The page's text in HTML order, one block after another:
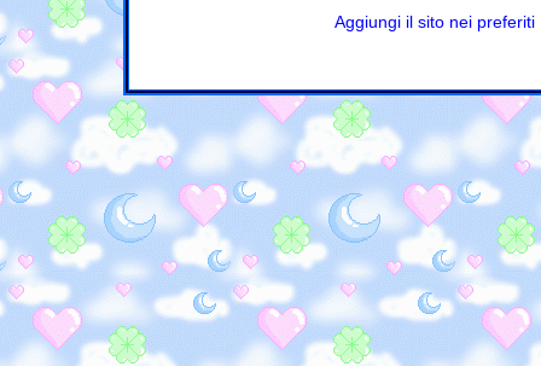
Aggiungi il sito nei preferiti